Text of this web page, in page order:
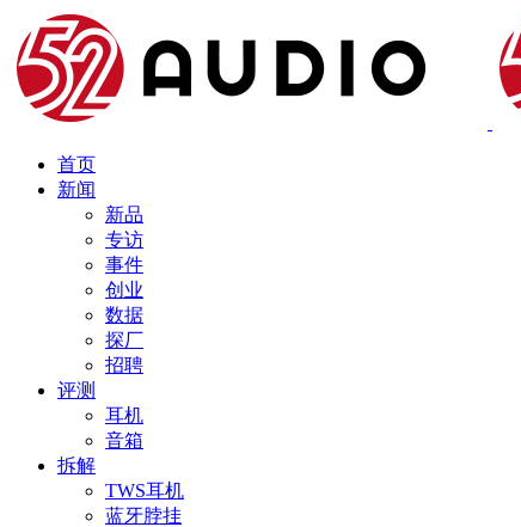
首页
新闻
新品
专访
事件
创业
数据
探厂
招聘
评测
耳机
音箱
拆解
TWS耳机
蓝牙脖挂